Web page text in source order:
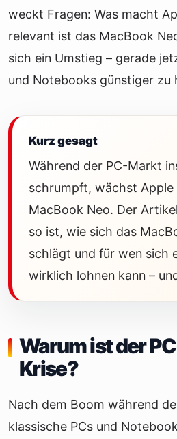
weckt Fragen: Was macht
relevant ist das MacBook
sich ein Umstieg – gerade
und Notebooks günstiger zu
Kurz gesagt
Während der PC-Markt
schrumpft, wächst Apple
MacBook Neo. Der
so ist, wie sich das
schlägt und für wen sich
wirklich lohnen kann –
Warum ist der
Krise?
Nach dem Boom während
klassische PCs und